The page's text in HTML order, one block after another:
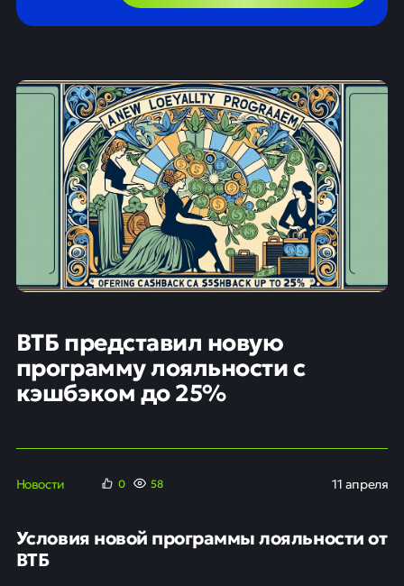
ВТБ представил новую
программу лояльности с
кэшбэком до 25%
Новости 0 58 11 апреля
Условия новой программы лояльности от
ВТБ